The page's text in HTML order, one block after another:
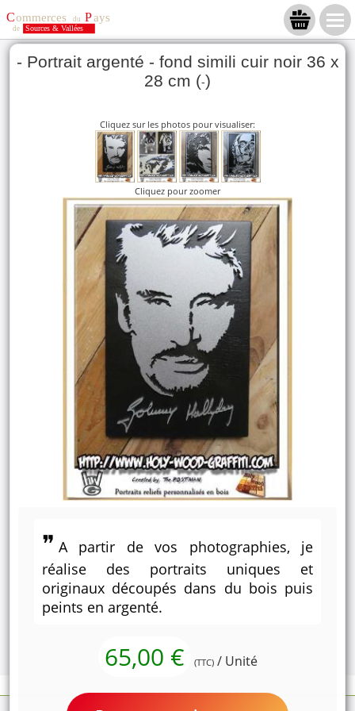
- Portrait argenté - fond simili cuir noir 36 x
28 cm (-)
Cliquez sur les photos pour visualiser:
Cliquez pour zoomer
A partir de vos photographies, je
réalise des portraits uniques et
originaux découpés dans du bois puis
peints en argenté.
65,00 € (TTC) / Unité